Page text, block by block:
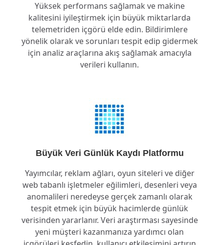
Yüksek performans sağlamak ve makine
kalitesini iyileştirmek için büyük miktarlarda
telemetriden içgörü elde edin. Bildirimlere
yönelik olarak ve sorunları tespit edip gidermek
için analiz araçlarına akış sağlamak amacıyla
verileri kullanın.
Büyük Veri Günlük Kaydı Platformu
Yayımcılar, reklam ağları, oyun siteleri ve diğer
web tabanlı işletmeler eğilimleri, desenleri veya
anomalileri neredeyse gerçek zamanlı olarak
tespit etmek için büyük hacimlerde günlük
verisinden yararlanır. Veri araştırması sayesinde
yeni müşteri kazanmanıza yardımcı olan